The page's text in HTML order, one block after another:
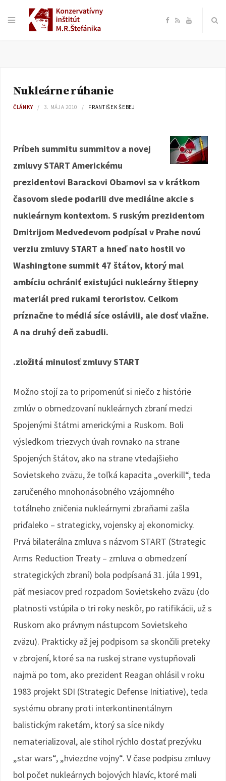
F
o
k
R Y
b
Nukleárne rúhanie
ČLÁNKY 3. MÁJA 2010 FRANTIŠEK ŠEBEJ
Príbeh summitu summitov a novej
zmluvy START Americkému
prezidentovi Barackovi Obamovi sa v krátkom
časovom slede podarili dve mediálne akcie s
nukleárnym kontextom. S ruským prezidentom
Dmitrijom Medvedevom podpísal v Prahe novú
verziu zmluvy START a hneď nato hostil vo
Washingtone summit 47 štátov, ktorý mal
ambíciu ochrániť existujúci nukleárny štiepny
materiál pred rukami teroristov. Celkom
príznačne to médiá síce oslávili, ale dosť vlažne.
A na druhý deň zabudli.
.zložitá minulosť zmluvy START
Možno stojí za to pripomenúť si niečo z histórie
zmlúv o obmedzovaní nukleárnych zbraní medzi
Spojenými štátmi americkými a Ruskom. Boli
výsledkom triezvych úvah rovnako na strane
Spojených štátov, ako na strane vtedajšieho
Sovietskeho zväzu, že toľká kapacita „overkill“, teda
zaručeného mnohonásobného vzájomného
totálneho zničenia nukleárnymi zbraňami zašla
priďaleko – strategicky, vojensky aj ekonomicky.
Prvá bilaterálna zmluva s názvom START (Strategic
Arms Reduction Treaty – zmluva o obmedzení
strategických zbraní) bola podpísaná 31. júla 1991,
päť mesiacov pred rozpadom Sovietskeho zväzu (do
platnosti vstúpila o tri roky neskôr, po ratifikácii, už s
Ruskom ako právnym nástupcom Sovietskeho
zväzu). Prakticky až jej podpisom sa skončili preteky
v zbrojení, ktoré sa na ruskej strane vystupňovali
najmä po tom, ako prezident Reagan ohlásil v roku
1983 projekt SDI (Strategic Defense Initiative), teda
systému obrany proti interkontinentálnym
balistickým raketám, ktorý sa síce nikdy
nematerializoval, ale stihol rýchlo dostať prezývku
„star wars“, „hviezdne vojny“. V čase podpisu zmluvy
bol počet nukleárnych bojových hlavíc, ktoré mali